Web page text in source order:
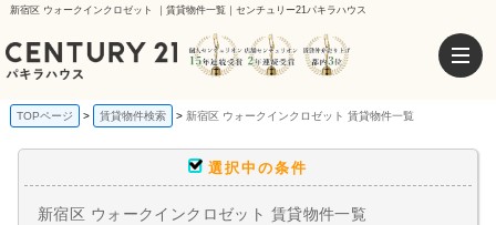
新宿区 ウォークインクロゼット ｜賃貸物件一覧｜センチュリー21パキラハウス
TOPページ 賃貸物件検索 新宿区 ウォークインクロゼット 賃貸物件一覧
選択中の条件
新宿区 ウォークインクロゼット 賃貸物件一覧